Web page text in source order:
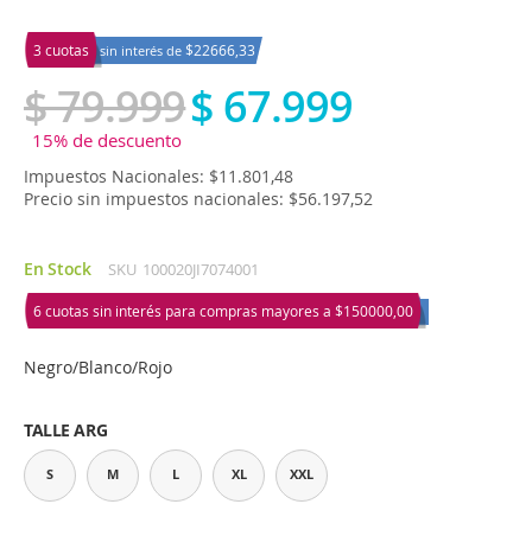
3 cuotas sin interés de $22666,33
$ 79.999$ 67.999
15% de descuento
Impuestos Nacionales: $11.801,48
Precio sin impuestos nacionales: $56.197,52
En Stock SKU 100020JI7074001
6 cuotas sin interés para compras mayores a $150000,00
Negro/Blanco/Rojo
TALLE ARG
S M L XL XXL